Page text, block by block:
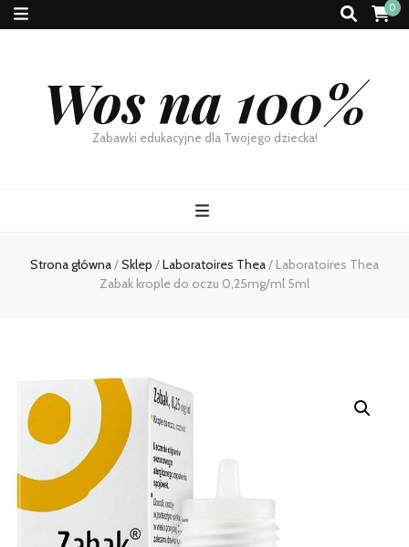
0
Wos na 100%
Zabawki edukacyjne dla Twojego dziecka!
Strona główna/Sklep /Laboratoires Thea/ Laboratoires Thea
Zabak krople do oczu 0,25mg/ml 5ml